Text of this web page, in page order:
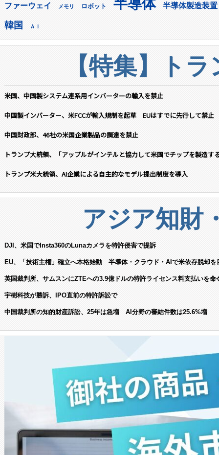
ファーウェイ メモリ ロボット 半導体 半導体製造装置
韓国 ＡＩ
【特集】ト
米国、中国製システム連系用インバーターの輸入を禁止
中国製インバーター、米FCCが輸入規制を起草 EUはすでに先行して禁止
中国財政部、46社の米国企業製品の調達を禁止
トランプ大統領、「アップルがインテルと協力して米国でチップを製造す
トランプ米大統領、AI企業による自主的なモデル提出制度を導入
アジア知財
DJI、米国でInsta360のLunaカメラを特許侵害で提訴
EU、「技術主権」確立へ本格始動 半導体・クラウド・AIで米依存脱却を
英国裁判所、サムスンにZTEへの3.9億ドルの特許ライセンス料支払いを命
宇樹科技が勝訴、IPO直前の特許訴訟で
中国裁判所の知的財産訴訟、25年は急増 AI分野の審結件数は25.6%増